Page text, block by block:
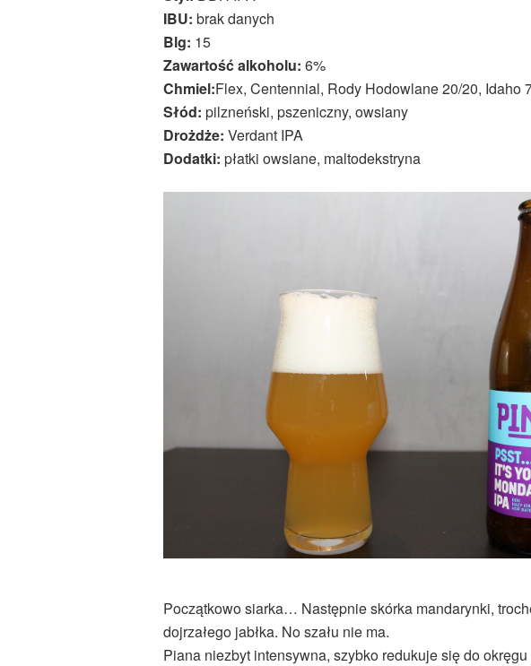
IBU: brak danych
Blg: 15
Zawartość alkoholu: 6%
Chmiel:Flex, Centennial, Rody Hodowlane 20/20, Idaho
Słód: pilzneński, pszeniczny, owsiany
Drożdże: Verdant IPA
Dodatki: płatki owsiane, maltodekstryna
Początkowo siarka… Następnie skórka mandarynki,
dojrzałego jabłka. No szału nie ma.
Piana niezbyt intensywna, szybko redukuje się do